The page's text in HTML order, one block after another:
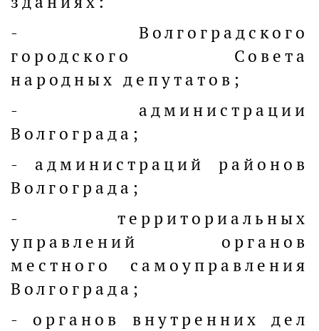
- Волгоградского
городского Совета
народных депутатов;
- администрации
Волгограда;
- администраций районов
Волгограда;
- территориальных
управлений органов
местного самоуправления
Волгограда;
- органов внутренних дел